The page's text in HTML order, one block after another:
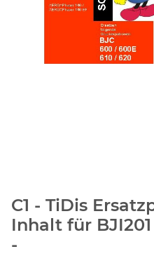
C1 - TiDis
Inhalt für
-